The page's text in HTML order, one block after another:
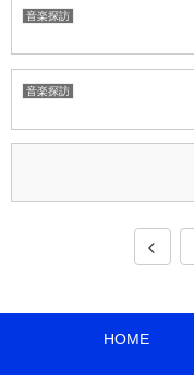
音楽探訪
音楽探訪
HOME